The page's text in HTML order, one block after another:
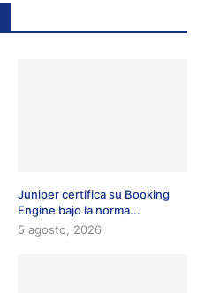
Juniper certifica su Booking
Engine bajo la norma...
5 agosto, 2026